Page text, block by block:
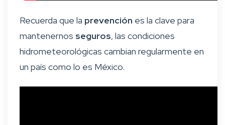
Recuerda que la prevención es la clave para
mantenernos seguros, las condiciones
hidrometeorológicas cambian regularmente en
un país como lo es México.